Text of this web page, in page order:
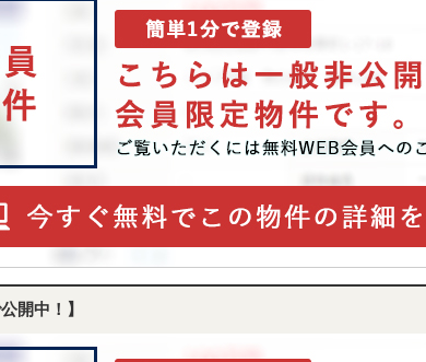
開中！】